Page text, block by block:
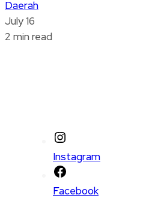
Daerah
July 16
2 min read
Instagram
Facebook